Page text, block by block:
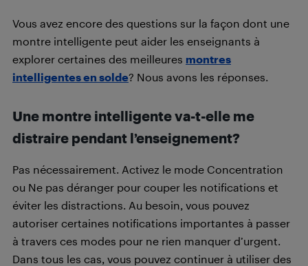
Vous avez encore des questions sur la façon dont une
montre intelligente peut aider les enseignants à
explorer certaines des meilleures montres
intelligentes en solde? Nous avons les réponses.
Une montre intelligente va-t-elle me
distraire pendant l’enseignement?
Pas nécessairement. Activez le mode Concentration
ou Ne pas déranger pour couper les notifications et
éviter les distractions. Au besoin, vous pouvez
autoriser certaines notifications importantes à passer
à travers ces modes pour ne rien manquer d’urgent.
Dans tous les cas, vous pouvez continuer à utiliser des